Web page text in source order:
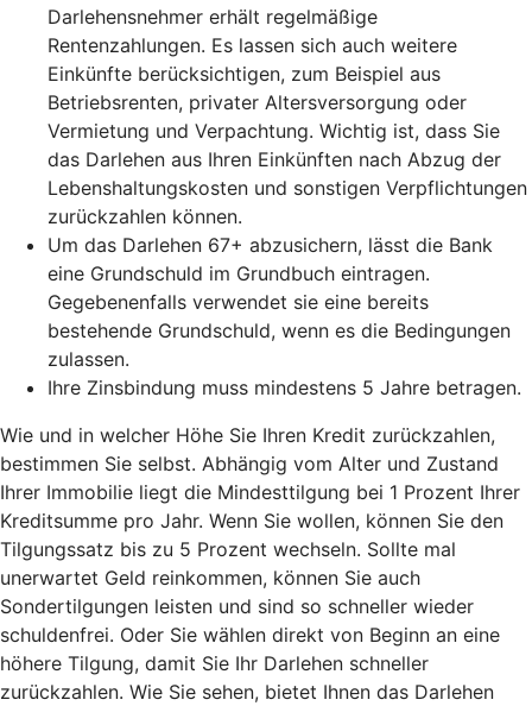
Darlehensnehmer erhält regelmäßige
Rentenzahlungen. Es lassen sich auch weitere
Einkünfte berücksichtigen, zum Beispiel aus
Betriebsrenten, privater Altersversorgung oder
Vermietung und Verpachtung. Wichtig ist, dass Sie
das Darlehen aus Ihren Einkünften nach Abzug der
Lebenshaltungskosten und sonstigen Verpflichtungen
zurückzahlen können.
Um das Darlehen 67+ abzusichern, lässt die Bank
eine Grundschuld im Grundbuch eintragen.
Gegebenenfalls verwendet sie eine bereits
bestehende Grundschuld, wenn es die Bedingungen
zulassen.
Ihre Zinsbindung muss mindestens 5 Jahre betragen.
Wie und in welcher Höhe Sie Ihren Kredit zurückzahlen,
bestimmen Sie selbst. Abhängig vom Alter und Zustand
Ihrer Immobilie liegt die Mindesttilgung bei 1 Prozent Ihrer
Kreditsumme pro Jahr. Wenn Sie wollen, können Sie den
Tilgungssatz bis zu 5 Prozent wechseln. Sollte mal
unerwartet Geld reinkommen, können Sie auch
Sondertilgungen leisten und sind so schneller wieder
schuldenfrei. Oder Sie wählen direkt von Beginn an eine
höhere Tilgung, damit Sie Ihr Darlehen schneller
zurückzahlen. Wie Sie sehen, bietet Ihnen das Darlehen